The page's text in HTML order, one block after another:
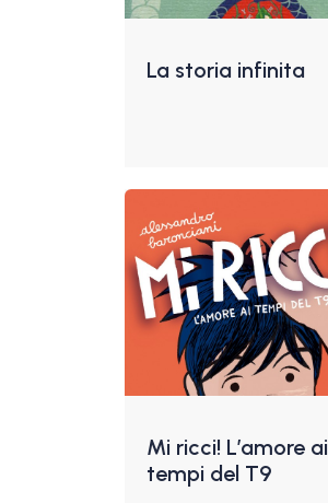
La storia infinita
Mi ricci! L’amore ai
tempi del T9